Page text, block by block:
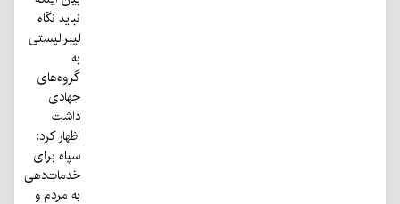
نباید نگاه
لیبرالیستی
به
گروه‌های
جهادی
داشت
اظهار کرد:
سپاه برای
خدمات‌دهی
به مردم و